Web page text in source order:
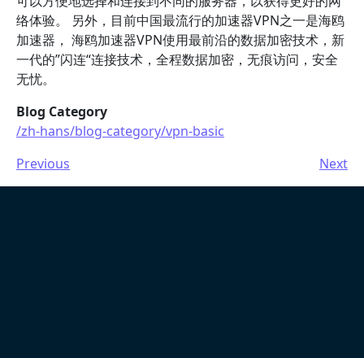
络体验。 另外，目前中国最流行的加速器VPN之一是海鸥
加速器， 海鸥加速器VPN使用最前沿的数据加密技术，新
一代的”闪连“连接技术，全程数据加密，无痕访问，安全
无忧。
Blog Category
/zh-hans/blog-category/vpn-basic
Previous
Next